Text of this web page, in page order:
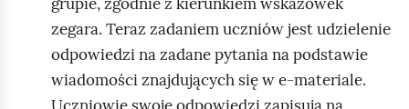
zegara. Teraz zadaniem uczniów jest udzielenie
odpowiedzi na zadane pytania na podstawie
wiadomości znajdujących się w e‑materiale.